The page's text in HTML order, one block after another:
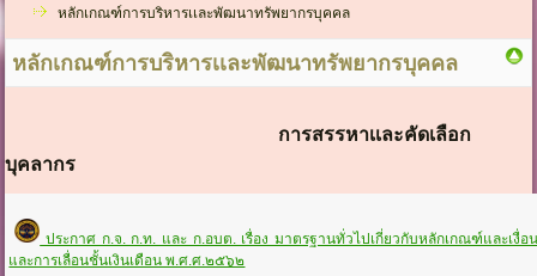
หลักเกณฑ์การบริหารเเละพัฒนาทรัพยากรบุคคล
หลักเกณฑ์การบริหารเเละพัฒนาทรัพยากรบุคคล
การสรรหาเเละคัดเลือก
บุคลากร
ประกาศ ก.จ. ก.ท. และ ก.อบต. เรื่อง มาตรฐานทั่วไปเกี่ยวกับหลักเกณฑ์และเงื่
และการเลื่อนชั้นเงินเดือน พ.ศ.ศ.๒๕๖๒